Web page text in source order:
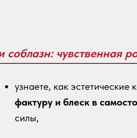
соблазн: чувственная
узнаете, как
фактуру и блеск в
силы,